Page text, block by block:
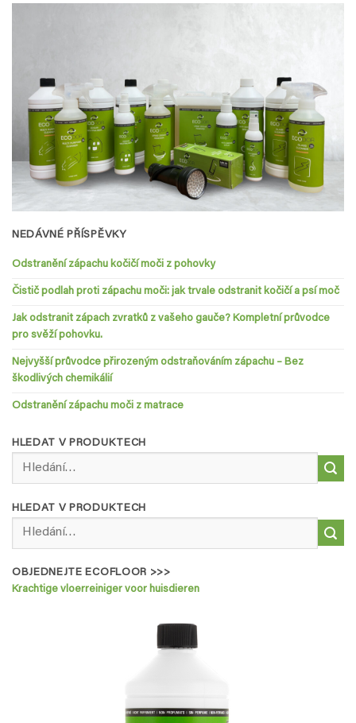
NEDÁVNÉ PŘÍSPĚVKY
Odstranění zápachu kočičí moči z pohovky
Čistič podlah proti zápachu moči: jak trvale odstranit kočičí a psí moč
Jak odstranit zápach zvratků z vašeho gauče? Kompletní průvodce
pro svěží pohovku.
Nejvyšší průvodce přirozeným odstraňováním zápachu – Bez
škodlivých chemikálií
Odstranění zápachu moči z matrace
HLEDAT V PRODUKTECH
HLEDAT V PRODUKTECH
OBJEDNEJTE ECOFLOOR >>>
Krachtige vloerreiniger voor huisdieren